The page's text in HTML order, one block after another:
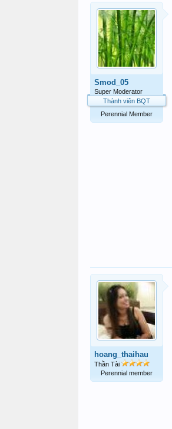
Smod_05
Super Moderator
Thành viên BQT
Perennial Member
hoang_thaihau
Thần Tài
Perennial member